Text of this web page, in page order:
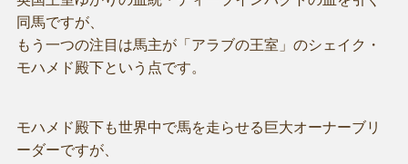
同馬ですが、
もう一つの注目は馬主が「アラブの王室」のシェイク・
モハメド殿下という点です。
モハメド殿下も世界中で馬を走らせる巨大オーナーブリ
ーダーですが、